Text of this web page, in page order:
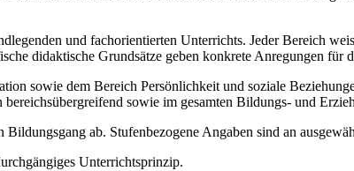
und fachorientierten Unterrichts. Jeder Bereich
didaktische Grundsätze geben konkrete Anregungen für
sowie dem Bereich Persönlichkeit und soziale
sowie im gesamten Bildungs- und
ab. Stufenbezogene Angaben sind an
Unterrichtsprinzip.